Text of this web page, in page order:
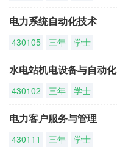
电力系统自动化技术
430105 三年 学士
水电站机电设备与自动化
430102 三年 学士
电力客户服务与管理
430111 三年 学士